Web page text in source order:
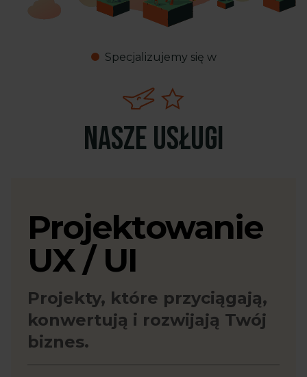
Specjalizujemy się w
Nasze usługi
Projektowanie
UX / UI
Projekty, które przyciągają,
konwertują i rozwijają Twój
biznes.